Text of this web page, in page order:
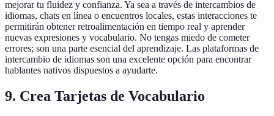
mejorar tu fluidez y confianza. Ya sea a través de intercambios de
idiomas, chats en línea o encuentros locales, estas interacciones te
permitirán obtener retroalimentación en tiempo real y aprender
nuevas expresiones y vocabulario. No tengas miedo de cometer
errores; son una parte esencial del aprendizaje. Las plataformas de
intercambio de idiomas son una excelente opción para encontrar
hablantes nativos dispuestos a ayudarte.
9. Crea Tarjetas de Vocabulario